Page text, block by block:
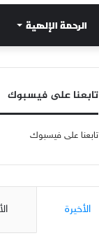
الرحمة الإلهية
تابعنا على فيسبوك
تابعنا على فيسبوك
الأخيرة